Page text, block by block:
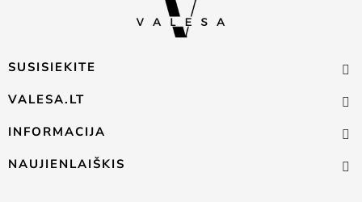
SUSISIEKITE
VALESA.LT
INFORMACIJA
NAUJIENLAIŠKIS